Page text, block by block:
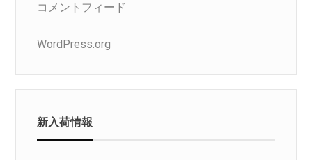
コメントフィード
WordPress.org
新入荷情報